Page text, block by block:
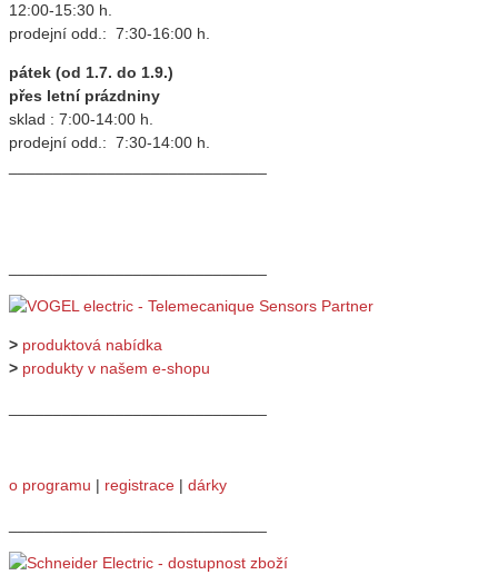
12:00-15:30 h.
prodejní odd.: 7:30-16:00 h.
pátek (od 1.7. do 1.9.)
přes letní prázdniny
sklad : 7:00-14:00 h.
prodejní odd.: 7:30-14:00 h.
> produktová nabídka
> produkty v našem e-shopu
o programu | registrace | dárky